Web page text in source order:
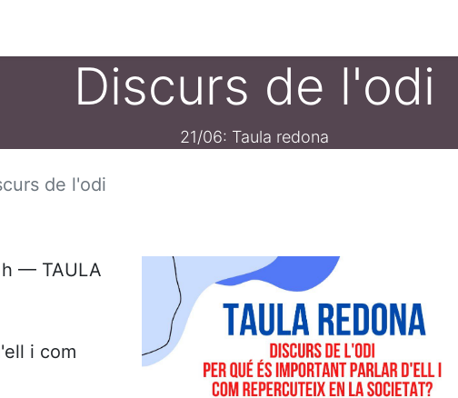
Discurs de l'odi
21/06: Taula redona
de l'odi
h — TAULA
i com